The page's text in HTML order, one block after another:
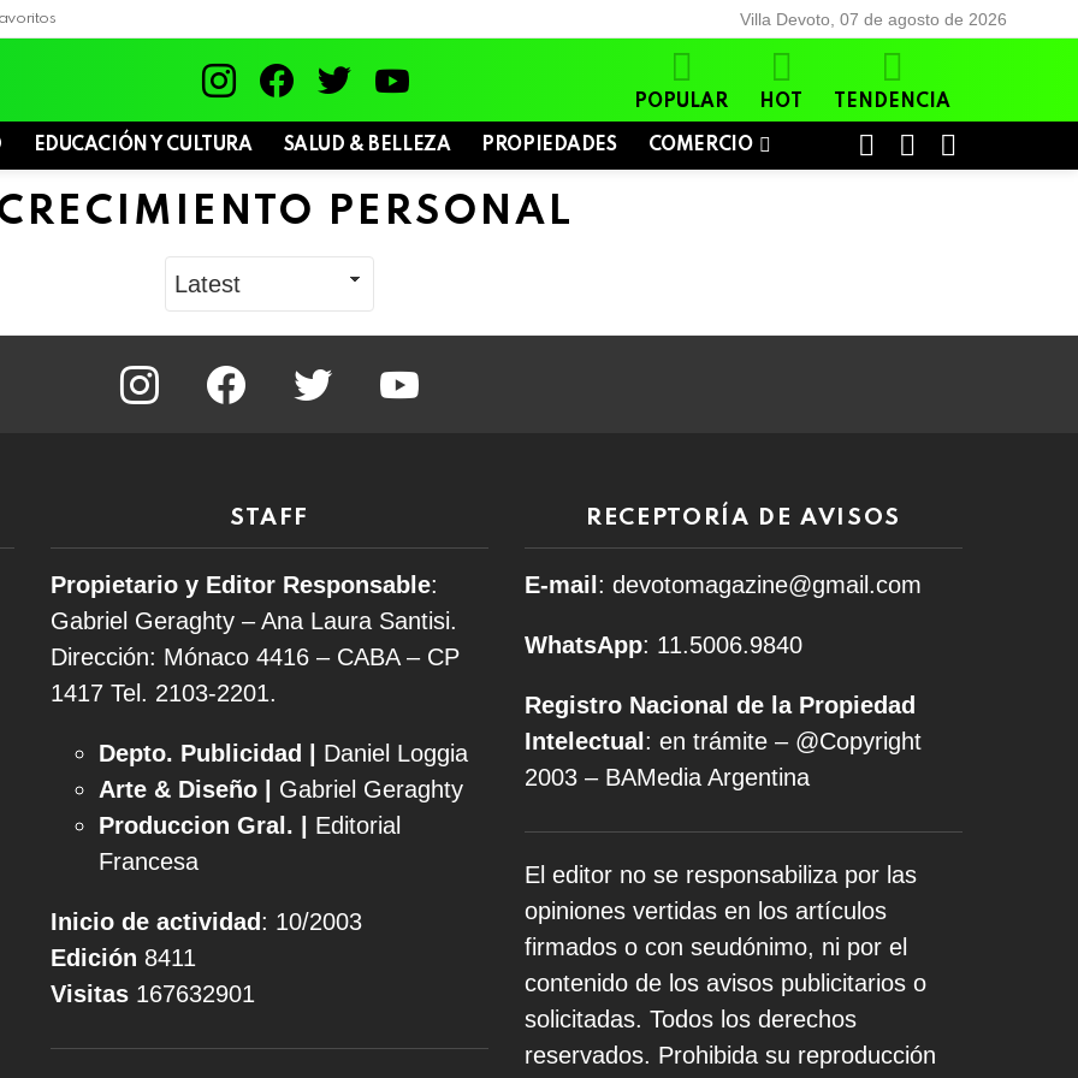
Villa Devoto, 07 de agosto de 2026
POPULAR HOT TENDENCIA
EDUCACIÓN Y CULTURA SALUD & BELLEZA PROPIEDADES COMERCIO
SWITCH
PERSONAL
instagram facebook twitter
STAFF
Propietario y Editor Responsable:
Gabriel Geraghty – Ana Laura Santisi.
Dirección: Mónaco 4416 – CABA – CP
1417 Tel. 2103-2201.
Depto. Publicidad |
Daniel Loggia
Arte & Diseño | Gabriel Geraghty
Produccion Gral. |
Editorial
Francesa
Inicio de actividad : 10/2003
Edición 8411
Visitas 167632901
RECEPTORÍA DE AVISOS
E-mail : devotomagazine@gmail.com
WhatsApp: 11.5006.9840
Registro Nacional de la Propiedad
Intelectual : en trámite – @Copyright
2003 – BAMedia Argentina
El editor no se responsabiliza por las
opiniones vertidas en los artículos
firmados o con seudónimo, ni por el
contenido de los avisos publicitarios o
solicitadas. Todos los derechos
reservados. Prohibida su reproducción